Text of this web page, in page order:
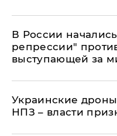
В России
репрессии"
выступающей за
Украинские
НПЗ – власти